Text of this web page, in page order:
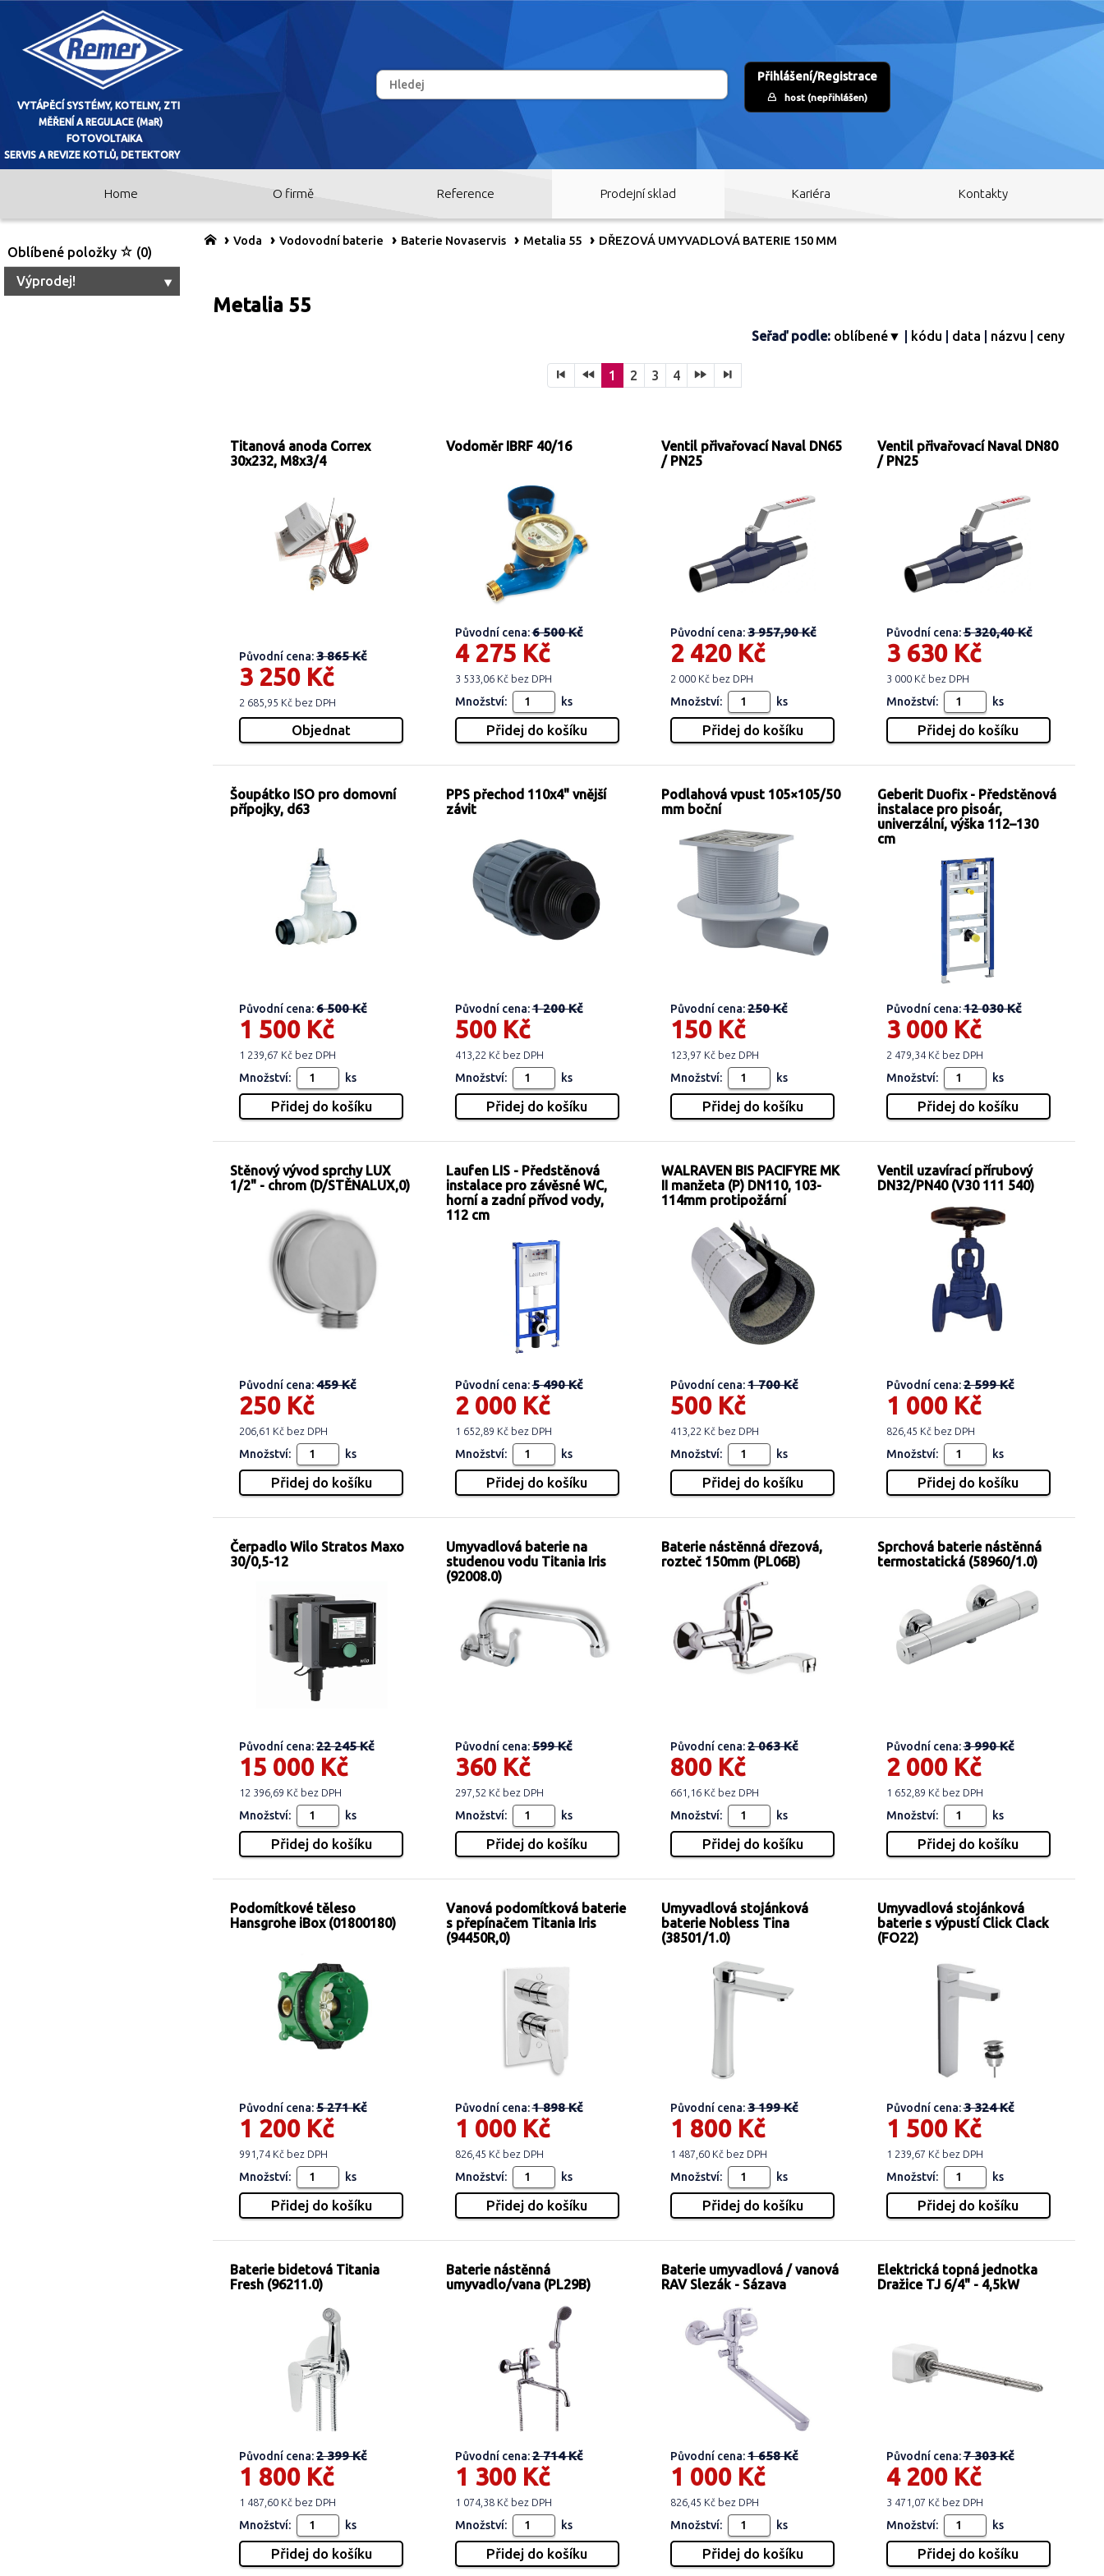
MĚŘENÍ A REGULACE (MaR)
FOTOVOLTAIKA
SERVIS A REVIZE KOTLŮ, DETEKTORY
Přihlášení/Registrace
host (nepřihlášen)
Home O firmě Reference Prodejní sklad Kariéra Kontakty
Oblíbené položky
(0)
Výprodej!
Voda Vodovodní baterie Baterie Novaservis Metalia 55 DŘEZOVÁ UMYVADLOVÁ BATERIE 150 MM
Metalia 55
Seřaď podle: oblíbené▼ kódu data názvu ceny
1 2 3 4
Titanová anoda Correx
30x232, M8x3/4
Původní cena:3 865 Kč
3 250 Kč
2 685,95 Kč bez DPH
Vodoměr IBRF 40/16
Původní cena:6 500 Kč
4 275 Kč
3 533,06 Kč bez DPH
Množství: ks
Ventil přivařovací Naval DN65
/ PN25
Původní cena:3 957,90 Kč
2 420 Kč
2 000 Kč bez DPH
Množství: ks
Ventil přivařovací Naval DN80
/ PN25
Původní cena:5 320,40 Kč
3 630 Kč
3 000 Kč bez DPH
Množství: ks
Šoupátko ISO pro domovní
přípojky, d63
Původní cena:6 500 Kč
1 500 Kč
1 239,67 Kč bez DPH
Množství: ks
PPS přechod 110x4" vnější
závit
Původní cena:1 200 Kč
500 Kč
413,22 Kč bez DPH
Množství: ks
Podlahová vpust 105×105/50
mm boční
Původní cena:250 Kč
150 Kč
123,97 Kč bez DPH
Množství: ks
Geberit Duofix - Předstěnová
instalace pro pisoár,
univerzální, výška 112–130
cm
Původní cena:12 030 Kč
3 000 Kč
2 479,34 Kč bez DPH
Množství: ks
Stěnový vývod sprchy LUX
1/2" - chrom (D/STĚNALUX,0)
Původní cena:459 Kč
250 Kč
206,61 Kč bez DPH
Množství: ks
Laufen LIS - Předstěnová
instalace pro závěsné WC,
horní a zadní přívod vody,
112 cm
Původní cena:5 490 Kč
2 000 Kč
1 652,89 Kč bez DPH
Množství: ks
WALRAVEN BIS PACIFYRE MK
II manžeta (P) DN110, 103-
114mm protipožární
Původní cena:1 700 Kč
500 Kč
413,22 Kč bez DPH
Množství: ks
Ventil uzavírací přírubový
DN32/PN40 (V30 111 540)
Původní cena:2 599 Kč
1 000 Kč
826,45 Kč bez DPH
Množství: ks
Čerpadlo Wilo Stratos Maxo
30/0,5-12
Původní cena:22 245 Kč
15 000 Kč
12 396,69 Kč bez DPH
Množství: ks
Umyvadlová baterie na
studenou vodu Titania Iris
(92008.0)
Původní cena:599 Kč
360 Kč
297,52 Kč bez DPH
Množství: ks
Baterie nástěnná dřezová,
rozteč 150mm (PL06B)
Původní cena:2 063 Kč
800 Kč
661,16 Kč bez DPH
Množství: ks
Sprchová baterie nástěnná
termostatická (58960/1.0)
Původní cena:3 990 Kč
2 000 Kč
1 652,89 Kč bez DPH
Množství: ks
Podomítkové těleso
Hansgrohe iBox (01800180)
Původní cena:5 271 Kč
1 200 Kč
991,74 Kč bez DPH
Množství: ks
Vanová podomítková baterie
s přepínačem Titania Iris
(94450R,0)
Původní cena:1 898 Kč
1 000 Kč
826,45 Kč bez DPH
Množství: ks
Umyvadlová stojánková
baterie Nobless Tina
(38501/1.0)
Původní cena:3 199 Kč
1 800 Kč
1 487,60 Kč bez DPH
Množství: ks
Umyvadlová stojánková
baterie s výpustí Click Clack
(FO22)
Původní cena:3 324 Kč
1 500 Kč
1 239,67 Kč bez DPH
Množství: ks
Baterie bidetová Titania
Fresh (96211.0)
Původní cena:2 399 Kč
1 800 Kč
1 487,60 Kč bez DPH
Množství: ks
Baterie nástěnná
umyvadlo/vana (PL29B)
Původní cena:2 714 Kč
1 300 Kč
1 074,38 Kč bez DPH
Množství: ks
Baterie umyvadlová / vanová
RAV Slezák - Sázava
Původní cena:1 658 Kč
1 000 Kč
826,45 Kč bez DPH
Množství: ks
Elektrická topná jednotka
Dražice TJ 6/4" - 4,5kW
Původní cena:7 303 Kč
4 200 Kč
3 471,07 Kč bez DPH
Množství: ks